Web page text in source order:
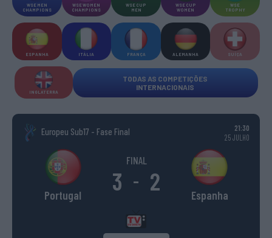
WSE MEN
CHAMPIONS
WSE WOMEN
CHAMPIONS
WSE CUP
MEN
WSE CUP
WOMEN
WSE
TROPHY
ESPANHA ITÁLIA FRANÇA ALEMANHA SUÍÇA
INGLATERRA
TODAS AS COMPETIÇÕES
INTERNACIONAIS
Europeu Sub17 - Fase Final
21:30
25 JULHO
Portugal
FINAL
3 - 2 Espanha